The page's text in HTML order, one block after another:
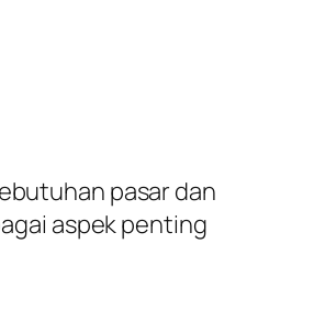
pasar dan
aspek penting